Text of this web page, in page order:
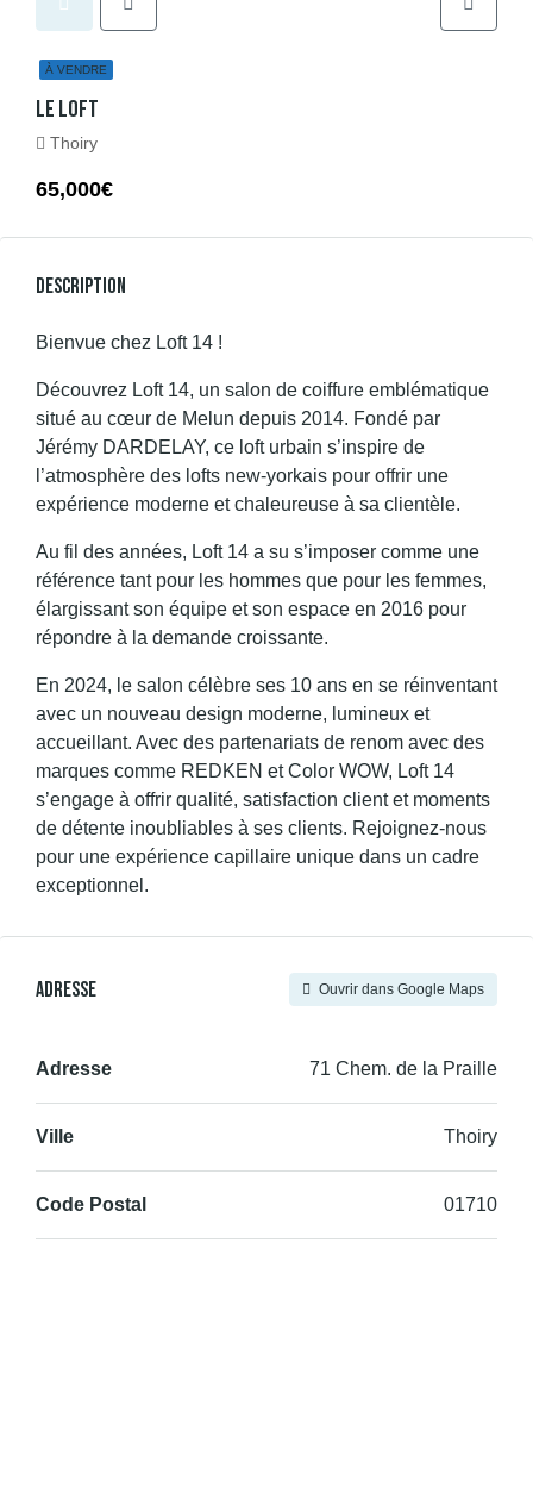
À VENDRE
Le Loft
Thoiry
65,000€
Description
Bienvue chez Loft 14 !
Découvrez Loft 14, un salon de coiffure emblématique
situé au cœur de Melun depuis 2014. Fondé par
Jérémy DARDELAY, ce loft urbain s’inspire de
l’atmosphère des lofts new-yorkais pour offrir une
expérience moderne et chaleureuse à sa clientèle.
Au fil des années, Loft 14 a su s’imposer comme une
référence tant pour les hommes que pour les femmes,
élargissant son équipe et son espace en 2016 pour
répondre à la demande croissante.
En 2024, le salon célèbre ses 10 ans en se réinventant
avec un nouveau design moderne, lumineux et
accueillant. Avec des partenariats de renom avec des
marques comme REDKEN et Color WOW, Loft 14
s’engage à offrir qualité, satisfaction client et moments
de détente inoubliables à ses clients. Rejoignez-nous
pour une expérience capillaire unique dans un cadre
exceptionnel.
Adresse Ouvrir dans Google Maps
Adresse 71 Chem. de la Praille
Ville Thoiry
Code Postal 01710